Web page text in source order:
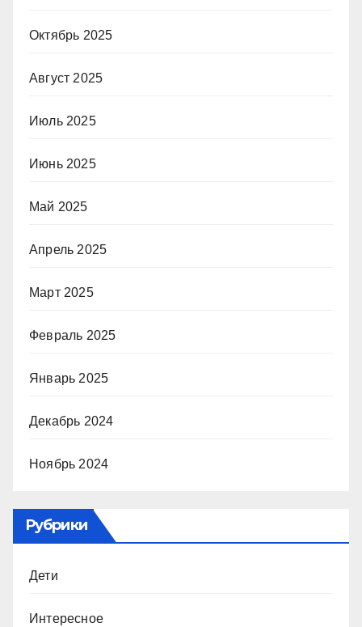
Октябрь 2025
Август 2025
Июль 2025
Июнь 2025
Май 2025
Апрель 2025
Март 2025
Февраль 2025
Январь 2025
Декабрь 2024
Ноябрь 2024
Рубрики
Дети
Интересное